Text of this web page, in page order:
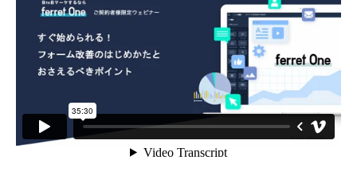
機能一覧
リリースノート